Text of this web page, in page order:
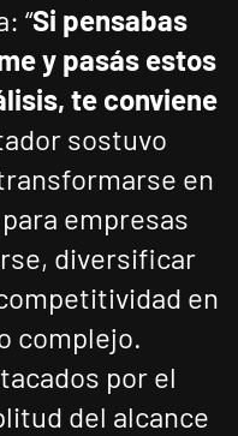
“Si pensabas
y pasás estos
te conviene
sostuvo
en
empresas
diversificar
en
complejo.
por el
del alcance